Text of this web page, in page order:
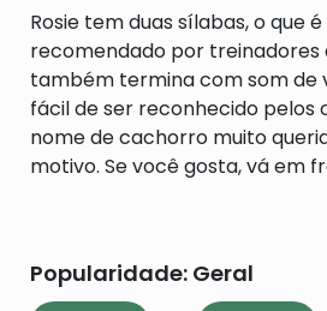
Rosie tem duas sílabas, o que
recomendado por treinadores
também termina com som de
fácil de ser reconhecido pelos
nome de cachorro muito
motivo. Se você gosta, vá em
Popularidade: Geral